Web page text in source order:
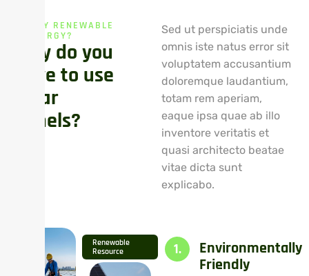
WHY RENEWABLE
ENERGY?
y do you
ve to use
ar
nels?
Sed ut perspiciatis unde
omnis iste natus error sit
voluptatem accusantium
doloremque laudantium,
totam rem aperiam,
eaque ipsa quae ab illo
inventore veritatis et
quasi architecto beatae
vitae dicta sunt
explicabo.
Renewable
Resource
1.
Environmentally
Friendly